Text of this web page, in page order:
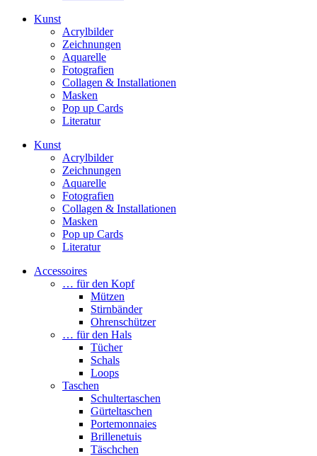
Kunst
Acrylbilder
Zeichnungen
Aquarelle
Fotografien
Collagen & Installationen
Masken
Pop up Cards
Literatur
Kunst
Acrylbilder
Zeichnungen
Aquarelle
Fotografien
Collagen & Installationen
Masken
Pop up Cards
Literatur
Accessoires
… für den Kopf
Mützen
Stirnbänder
Ohrenschützer
… für den Hals
Tücher
Schals
Loops
Taschen
Schultertaschen
Gürteltaschen
Portemonnaies
Brillenetuis
Täschchen